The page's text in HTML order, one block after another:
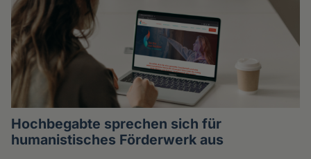
Hochbegabte sprechen sich für
humanistisches Förderwerk aus